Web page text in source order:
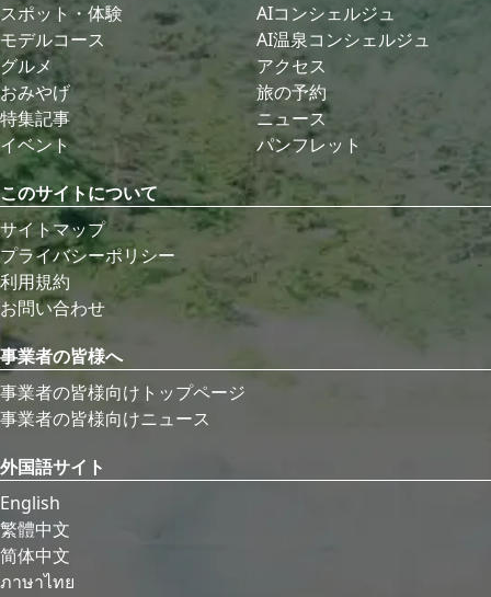
スポット・体験
モデルコース
グルメ
おみやげ
特集記事
イベント
AIコンシェルジュ
AI温泉コンシェルジュ
アクセス
旅の予約
ニュース
パンフレット
このサイトについて
サイトマップ
プライバシーポリシー
利用規約
お問い合わせ
事業者の皆様へ
事業者の皆様向けトップページ
事業者の皆様向けニュース
外国語サイト
English
繁體中文
简体中文
ภาษาไทย